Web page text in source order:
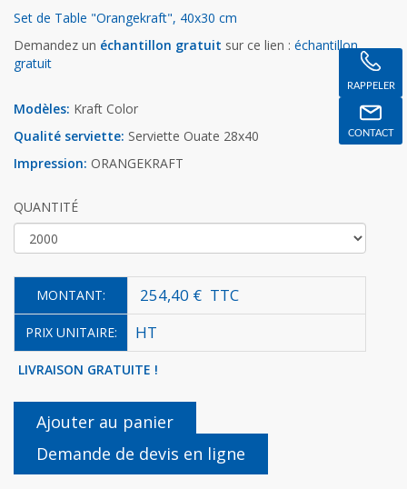
Set de Table "Orangekraft", 40x30 cm
Demandez un échantillon gratuit sur ce lien : échantillon
gratuit
Modèles: Kraft Color
Qualité serviette: Serviette Ouate 28x40
Impression: ORANGEKRAFT
QUANTITÉ
MONTANT: 254,40 € TTC
PRIX UNITAIRE: HT
LIVRAISON GRATUITE !
Ajouter au panier
Demande de devis en ligne
RAPPELER
CONTACT